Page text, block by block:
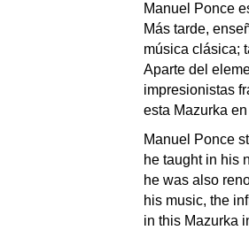
Manuel Ponce
Más tarde,
música clásica;
Aparte del
impresionistas
esta Mazurka
Manuel Ponce
he taught in his
he was also
his music, the
in this Mazurka